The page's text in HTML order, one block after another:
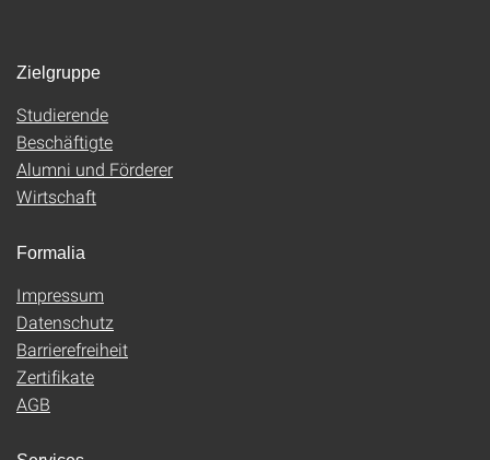
Zielgruppe
Studierende
Beschäftigte
Alumni und Förderer
Wirtschaft
Formalia
Impressum
Datenschutz
Barrierefreiheit
Zertifikate
AGB